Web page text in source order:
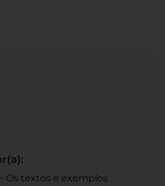
- Os textos e exemplos